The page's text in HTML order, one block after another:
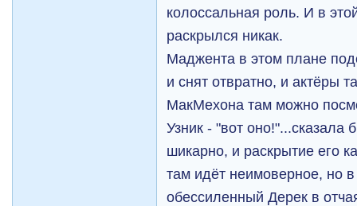
колоссальная роль. И в
раскрылся никак.
Маджента в этом плане
и снят отвратно, и актёры
МакМехона там можно
Узник - "вот оно!"...сказала
шикарно, и раскрытие его
там идёт неимоверное, но в
обессиленный Дерек в